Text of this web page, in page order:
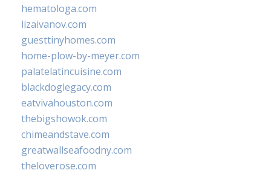
hematologa.com
lizaivanov.com
guesttinyhomes.com
home-plow-by-meyer.com
palatelatincuisine.com
blackdoglegacy.com
eatvivahouston.com
thebigshowok.com
chimeandstave.com
greatwallseafoodny.com
theloverose.com